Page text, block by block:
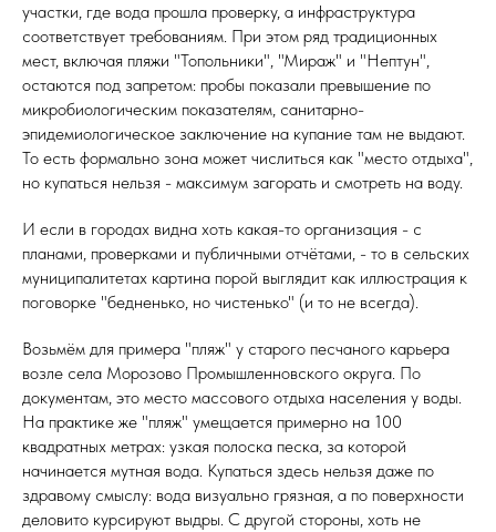
участки, где вода прошла проверку, а инфраструктура
соответствует требованиям. При этом ряд традиционных
мест, включая пляжи "Топольники", "Мираж" и "Нептун",
остаются под запретом: пробы показали превышение по
микробиологическим показателям, санитарно-
эпидемиологическое заключение на купание там не выдают.
То есть формально зона может числиться как "место отдыха",
но купаться нельзя - максимум загорать и смотреть на воду.
И если в городах видна хоть какая-то организация - с
планами, проверками и публичными отчётами, - то в сельских
муниципалитетах картина порой выглядит как иллюстрация к
поговорке "бедненько, но чистенько" (и то не всегда).
Возьмём для примера "пляж" у старого песчаного карьера
возле села Морозово Промышленновского округа. По
документам, это место массового отдыха населения у воды.
На практике же "пляж" умещается примерно на 100
квадратных метрах: узкая полоска песка, за которой
начинается мутная вода. Купаться здесь нельзя даже по
здравому смыслу: вода визуально грязная, а по поверхности
деловито курсируют выдры. С другой стороны, хоть не